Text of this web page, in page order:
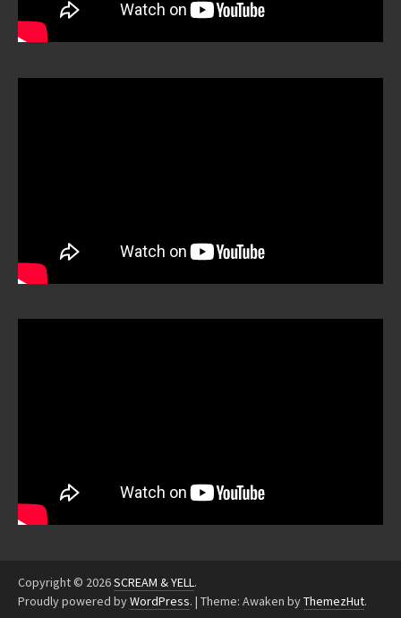
Copyright © 2026SCREAM & YELL.
Proudly powered byWordPress. | Theme: Awaken byThemezHut.